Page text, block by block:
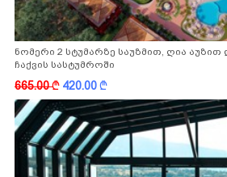
ნომერი 2 სტუმარზე საუზმით, ღია აუზით
ჩაქვის სასტუმროში
665.00k 420.00k